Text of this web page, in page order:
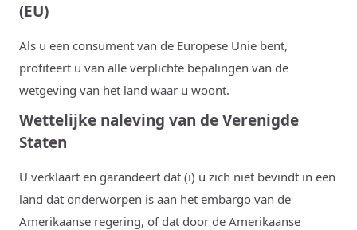
(EU)
Als u een consument van de Europese Unie bent,
profiteert u van alle verplichte bepalingen van de
wetgeving van het land waar u woont.
Wettelijke naleving van de Verenigde
Staten
U verklaart en garandeert dat (i) u zich niet bevindt in een
land dat onderworpen is aan het embargo van de
Amerikaanse regering, of dat door de Amerikaanse